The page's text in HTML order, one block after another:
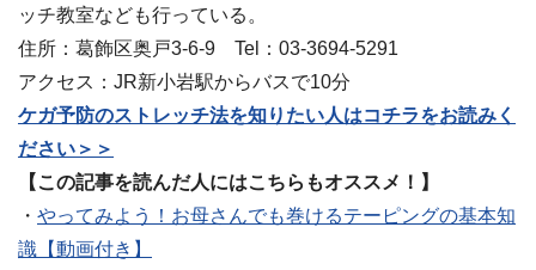
ッチ教室なども行っている。
住所：葛飾区奥戸3‐6‐9 Tel：03-3694-5291
アクセス：JR新小岩駅からバスで10分
ケガ予防のストレッチ法を知りたい人はコチラをお読みく
ださい＞＞
【この記事を読んだ人にはこちらもオススメ！】
・ やってみよう！お母さんでも巻けるテーピングの基本知
識【動画付き】